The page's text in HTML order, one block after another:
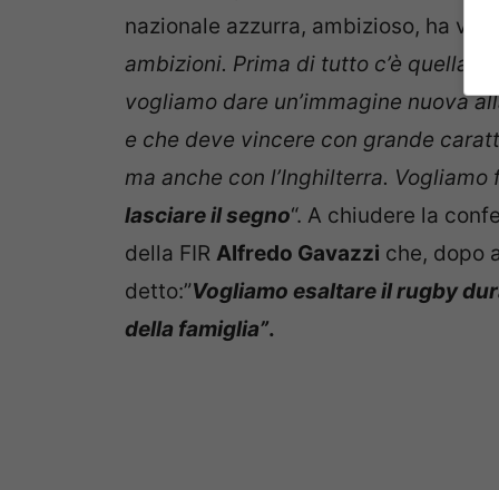
nazionale azzurra, ambizioso, ha
ambizioni. Prima di tutto c’è quella
vogliamo dare un’immagine nuova
e che deve vincere con grande
ma anche con l’Inghilterra.
lasciare il segno“. A chiudere la
della FIR Alfredo Gavazzi che, dopo
detto:”Vogliamo esaltare il rugby
della famiglia”.